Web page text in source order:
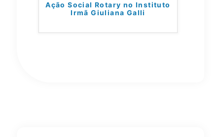
Ação Social Rotary no Instituto
Irmã Giuliana Galli